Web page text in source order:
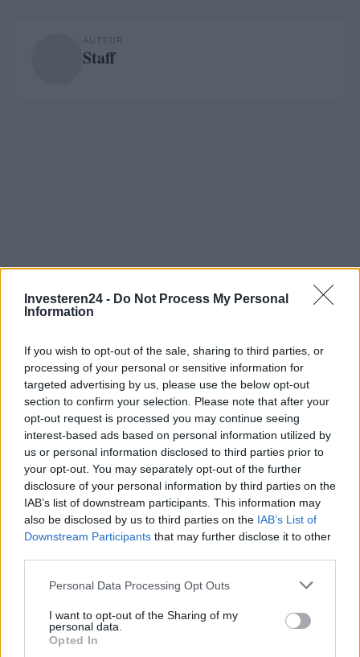
Investeren24 - Do Not Process My Personal
Information
If you wish to opt-out of the sale, sharing to third parties, or
processing of your personal or sensitive information for
targeted advertising by us, please use the below opt-out
section to confirm your selection. Please note that after your
opt-out request is processed you may continue seeing
interest-based ads based on personal information utilized by
us or personal information disclosed to third parties prior to
your opt-out. You may separately opt-out of the further
disclosure of your personal information by third parties on the
IAB’s list of downstream participants. This information may
also be disclosed by us to third parties on the IAB’s List of
Downstream Participants that may further disclose it to other
Please note that this website/app uses one or more Google
not limited to your visit or usage behaviour. You may click to
grant or deny consent to Google and its third-party tags to
use your data for below specified purposes in below Google
Personal Data Processing Opt Outs
I want to opt-out of the Sharing of my
personal data.
Opted In
AUTEUR
Staff
Verder lezen
NEWS